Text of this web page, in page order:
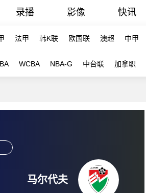
录播 影像 快讯
法甲 韩K联 欧国联 澳超 中甲
WCBA NBA-G 中台联 加拿职
马尔代夫